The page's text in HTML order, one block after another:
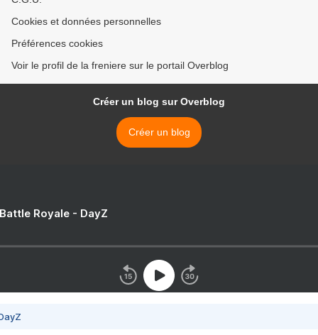
Cookies et données personnelles
Préférences cookies
Voir le profil de la freniere sur le portail Overblog
Créer un blog sur Overblog
Créer un blog
Royale - DayZ